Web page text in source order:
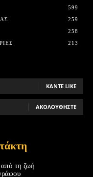
599
259
258
213
ΚΆΝΤΕ LIKE
ΑΚΟΛΟΥΘΉΣΤΕ
από τη ζωή